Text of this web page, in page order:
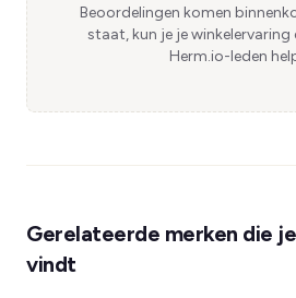
Beoordelingen komen
staat, kun je je winkelervaring
Herm.io-leden
Gerelateerde merken die
vindt